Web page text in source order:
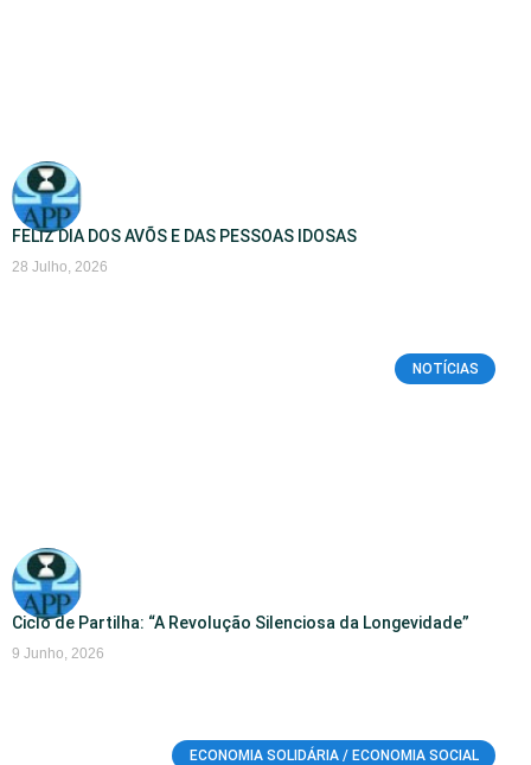
FELIZ DIA DOS AVÕS E DAS PESSOAS IDOSAS
28 Julho, 2026
NOTÍCIAS
Ciclo de Partilha: “A Revolução Silenciosa da Longevidade”
9 Junho, 2026
ECONOMIA SOLIDÁRIA / ECONOMIA SOCIAL